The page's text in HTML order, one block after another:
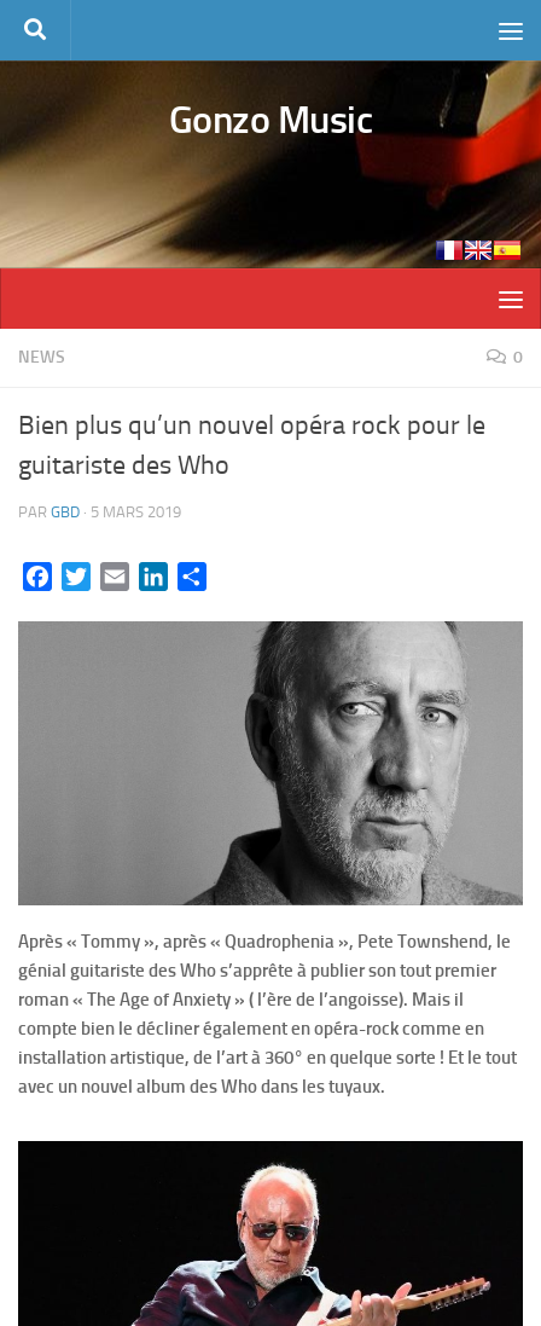
Skip to content
Gonzo Music
NEWS 0
Bien plus qu’un nouvel opéra rock pour le
guitariste des Who
PAR GBD · 5 MARS 2019
FacebookTwitterEmail LinkedIn
Après « Tommy », après « Quadrophenia », Pete Townshend, le
génial guitariste des Who s’apprête à publier son tout premier
roman « The Age of Anxiety » ( l’ère de l’angoisse). Mais il
compte bien le décliner également en opéra-rock comme en
installation artistique, de l’art à 360° en quelque sorte ! Et le tout
avec un nouvel album des Who dans les tuyaux.